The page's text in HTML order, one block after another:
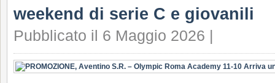
weekend di serie C e giovanili
Pubblicato il 6 Maggio 2026 |